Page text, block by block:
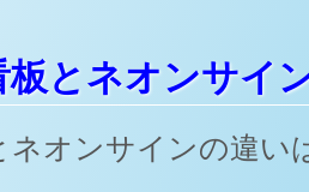
板とネオンサイ
ネオンサインの違い